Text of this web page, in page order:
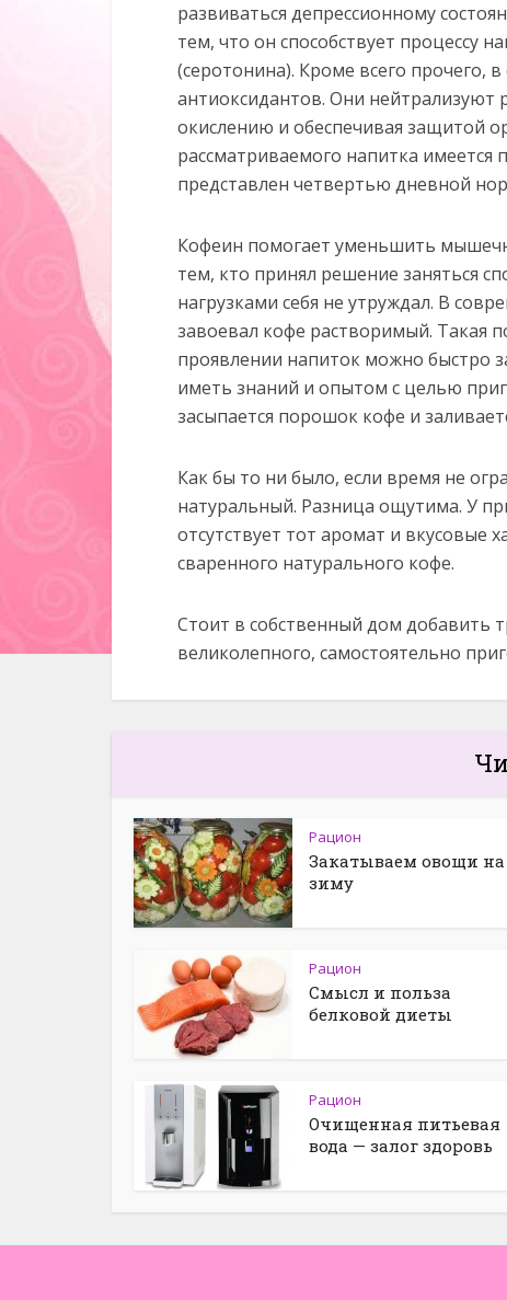
развиваться депрессионному
тем, что он способствует процессу
(серотонина). Кроме всего прочего,
антиоксидантов. Они нейтрализуют
окислению и обеспечивая защитой
рассматриваемого напитка
представлен четвертью дневной
Кофеин помогает уменьшить
тем, кто принял решение заняться
нагрузками себя не утруждал. В
завоевал кофе растворимый. Такая
проявлении напиток можно быстро
иметь знаний и опытом с целью
засыпается порошок кофе и
Как бы то ни было, если время не
натуральный. Разница ощутима. У
отсутствует тот аромат и вкусовые
сваренного натурального кофе.
Стоит в собственный дом добавить
великолепного, самостоятельно
Рацион
Закатываем овощи на
зиму
Рацион
Смысл и польза
белковой диеты
Рацион
Очищенная питьевая
вода — залог здоровь